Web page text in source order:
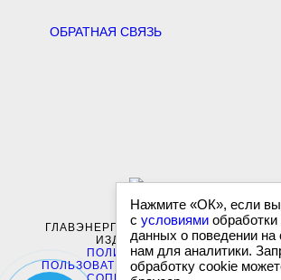
ОБРАТНАЯ СВЯЗЬ
ГЛАВЭНЕРГО-ЖБИ - ПОСТАВКИ
ИЗДЕЛИЙ. ВСЕ ПРАВА
ПОЛИТИКА
ПОЛЬЗОВАТЕЛЬСКОЕ СОГЛАШЕНИЕ|
Нажмите «ОК», если
с условиями
данных о поведении на
нам для аналитики.
обработку cookie